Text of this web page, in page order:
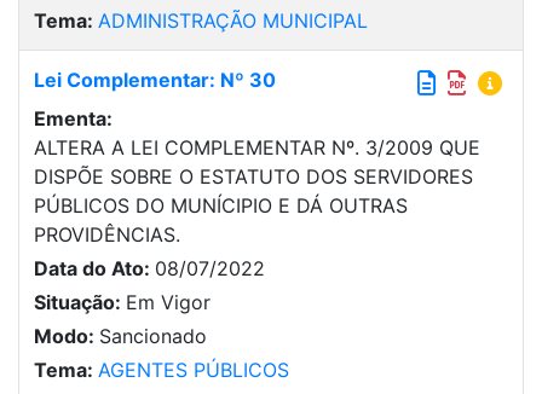
Tema: ADMINISTRAÇÃO MUNICIPAL
Lei Complementar: Nº 30
Ementa:
ALTERA A LEI COMPLEMENTAR Nº. 3/2009 QUE
DISPÕE SOBRE O ESTATUTO DOS SERVIDORES
PÚBLICOS DO MUNÍCIPIO E DÁ OUTRAS
PROVIDÊNCIAS.
Data do Ato: 08/07/2022
Situação: Em Vigor
Modo: Sancionado
Tema: AGENTES PÚBLICOS